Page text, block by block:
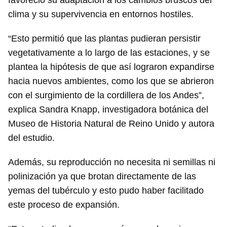
clima y su supervivencia en entornos hostiles.
“Esto permitió que las plantas pudieran persistir
vegetativamente a lo largo de las estaciones, y se
plantea la hipótesis de que así lograron expandirse
hacia nuevos ambientes, como los que se abrieron
con el surgimiento de la cordillera de los Andes”,
explica Sandra Knapp, investigadora botánica del
Museo de Historia Natural de Reino Unido y autora
del estudio.
Además, su reproducción no necesita ni semillas ni
polinización ya que brotan directamente de las
yemas del tubérculo y esto pudo haber facilitado
este proceso de expansión.